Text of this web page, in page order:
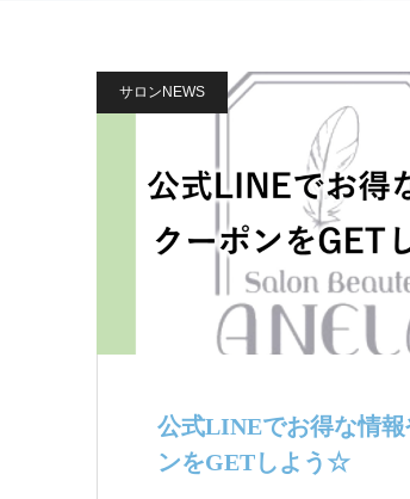
サロンNEWS
公式LINEでお得な情
ンをGETしよう☆￼